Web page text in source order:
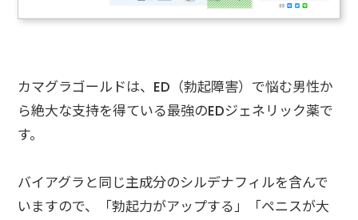
カマグラゴールドは、ED（勃起障害）で悩む男性か
ら絶大な支持を得ている最強のEDジェネリック薬で
す。
バイアグラと同じ主成分のシルデナフィルを含んで
いますので、「勃起力がアップする」「ペニスが大